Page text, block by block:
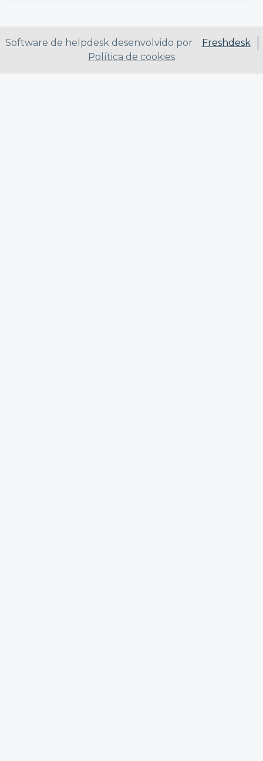
Software de helpdesk desenvolvido por
Freshdesk
Política de cookies